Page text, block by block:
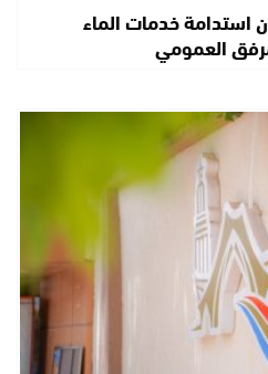
استدامة خدمات الماء
العمومي